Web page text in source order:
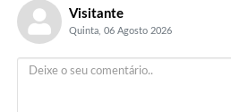
Visitante
Quinta, 06 Agosto 2026